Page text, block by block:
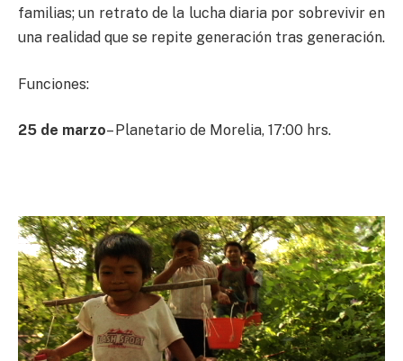
familias; un retrato de la lucha diaria por sobrevivir en
una realidad que se repite generación tras generación.
Funciones:
25 de marzo– Planetario de Morelia, 17:00 hrs.